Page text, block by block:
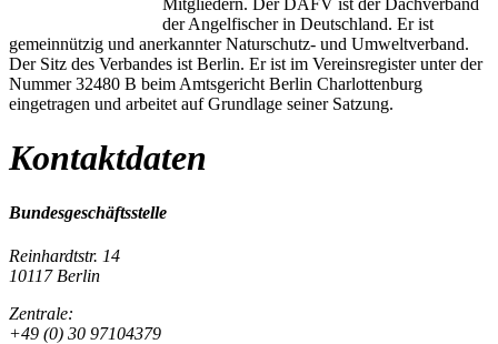
der Angelfischer in Deutschland. Er ist
gemeinnützig und anerkannter Naturschutz- und Umweltverband.
Der Sitz des Verbandes ist Berlin. Er ist im Vereinsregister unter der
Nummer 32480 B beim Amtsgericht Berlin Charlottenburg
eingetragen und arbeitet auf Grundlage seiner Satzung.
Kontaktdaten
Bundesgeschäftsstelle
Reinhardtstr. 14
10117 Berlin
Zentrale:
+49 (0) 30 97104379